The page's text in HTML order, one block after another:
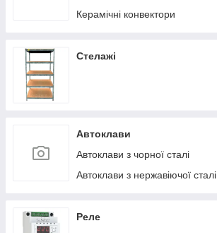
Керамічні конвектори
Стелажі
Автоклави
Автоклави з чорної сталі
Автоклави з нержавіючої сталі
Реле